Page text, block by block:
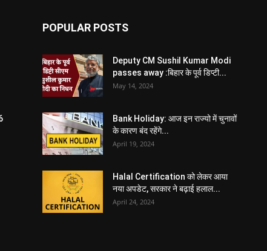
POPULAR POSTS
Deputy CM Sushil Kumar Modi
passes away :बिहार के पूर्व डिप्टी...
May 14, 2024
Bank Holiday: आज इन राज्यो में चुनावों
के कारण बंद रहेंगे...
April 19, 2024
Halal Certification को लेकर आया
नया अपडेट, सरकार ने बढ़ाई हलाल...
April 24, 2024